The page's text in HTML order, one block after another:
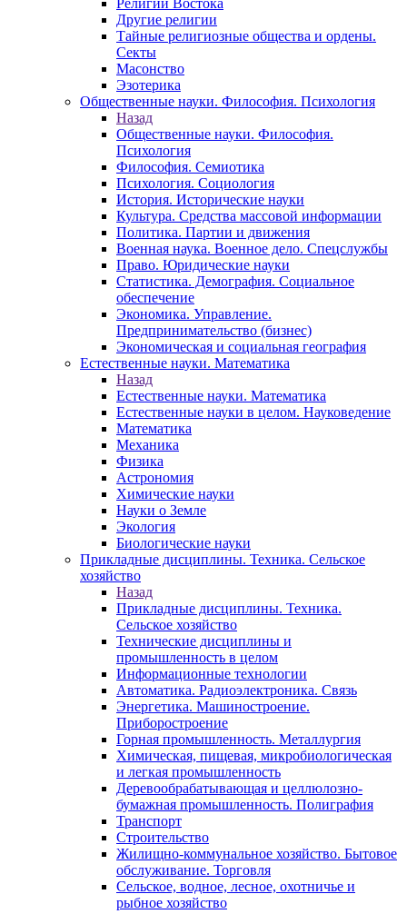
Религии Востока
Другие религии
Тайные религиозные общества и ордены.
Секты
Масонство
Эзотерика
Общественные науки. Философия. Психология
Назад
Общественные науки. Философия.
Психология
Философия. Семиотика
Психология. Социология
История. Исторические науки
Культура. Средства массовой информации
Политика. Партии и движения
Военная наука. Военное дело. Спецслужбы
Право. Юридические науки
Статистика. Демография. Социальное
обеспечение
Экономика. Управление.
Предпринимательство (бизнес)
Экономическая и социальная география
Естественные науки. Математика
Назад
Естественные науки. Математика
Естественные науки в целом. Науковедение
Математика
Механика
Физика
Астрономия
Химические науки
Науки о Земле
Экология
Биологические науки
Прикладные дисциплины. Техника. Сельское
хозяйство
Назад
Прикладные дисциплины. Техника.
Сельское хозяйство
Технические дисциплины и
промышленность в целом
Информационные технологии
Автоматика. Радиоэлектроника. Связь
Энергетика. Машиностроение.
Приборостроение
Горная промышленность. Металлургия
Химическая, пищевая, микробиологическая
и легкая промышленность
Деревообрабатывающая и целлюлозно-
бумажная промышленность. Полиграфия
Транспорт
Строительство
Жилищно-коммунальное хозяйство. Бытовое
обслуживание. Торговля
Сельское, водное, лесное, охотничье и
рыбное хозяйство